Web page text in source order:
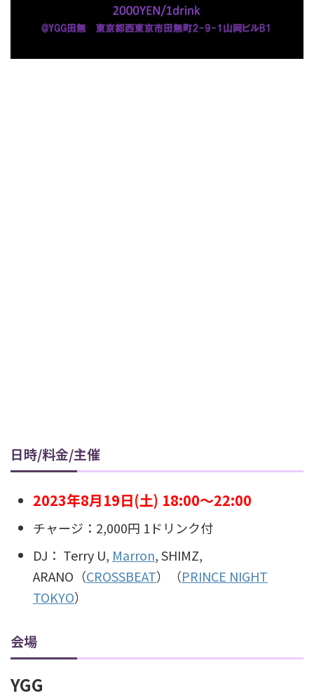
日時/料金/主催
2023年8月19日(土) 18:00～22:00
チャージ：2,000円 1ドリンク付
DJ： Terry U, Marron, SHIMZ,
ARANO（CROSSBEAT）（PRINCE NIGHT
TOKYO）
会場
YGG